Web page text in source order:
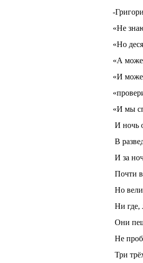
-
«Не
«Но
«А
«И
«И мы
И ночь
В
И за
Почти
Но
Ни где,
Они
Не
Три